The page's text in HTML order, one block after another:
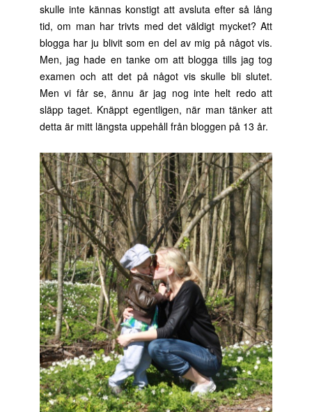
skulle inte kännas konstigt att avsluta efter så lång
tid, om man har trivts med det väldigt mycket? Att
blogga har ju blivit som en del av mig på något vis.
Men, jag hade en tanke om att blogga tills jag tog
examen och att det på något vis skulle bli slutet.
Men vi får se, ännu är jag nog inte helt redo att
släpp taget. Knäppt egentligen, när man tänker att
detta är mitt längsta uppehåll från bloggen på 13 år.